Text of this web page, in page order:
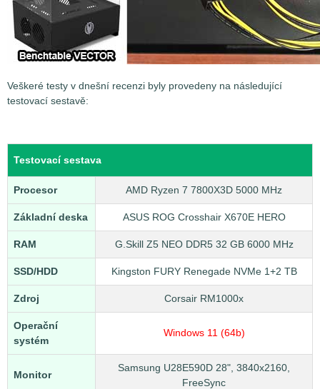
Veškeré testy v dnešní recenzi byly provedeny na následující
testovací sestavě:
Testovací sestava
Procesor AMD Ryzen 7 7800X3D 5000 MHz
Základní deska ASUS ROG Crosshair X670E HERO
RAM G.Skill Z5 NEO DDR5 32 GB 6000 MHz
SSD/HDD Kingston FURY Renegade NVMe 1+2 TB
Zdroj Corsair RM1000x
Operační
systém
Windows 11 (64b)
Monitor
Samsung U28E590D 28", 3840x2160,
FreeSync